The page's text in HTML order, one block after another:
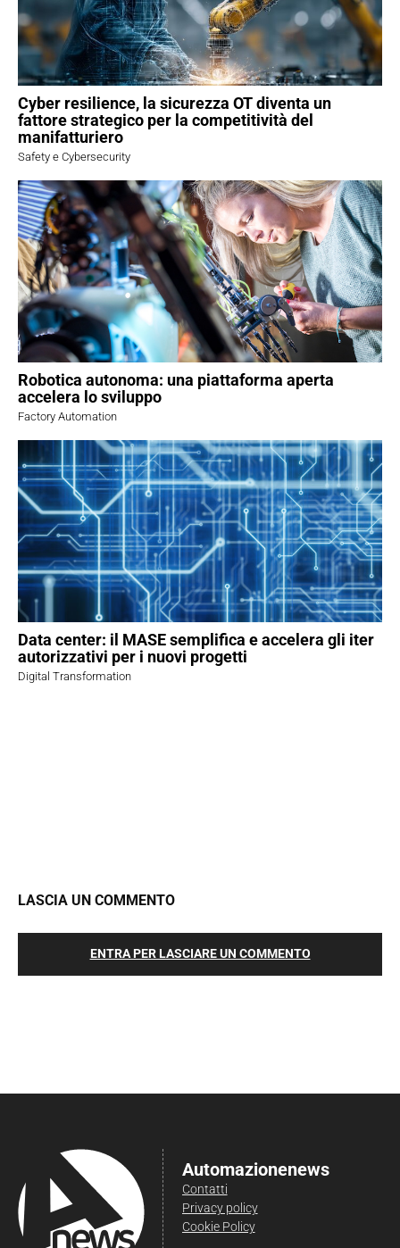
Cyber resilience, la sicurezza OT diventa un
fattore strategico per la competitività del
manifatturiero
Safety e Cybersecurity
Robotica autonoma: una piattaforma aperta
accelera lo sviluppo
Factory Automation
Data center: il MASE semplifica e accelera gli iter
autorizzativi per i nuovi progetti
Digital Transformation
LASCIA UN COMMENTO
ENTRA PER LASCIARE UN COMMENTO
Automazionenews
Contatti
Privacy policy
Cookie Policy